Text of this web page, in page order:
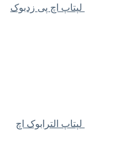
لپتاپ اچ پی زدبوک
لپتاپ الترابوک اچ